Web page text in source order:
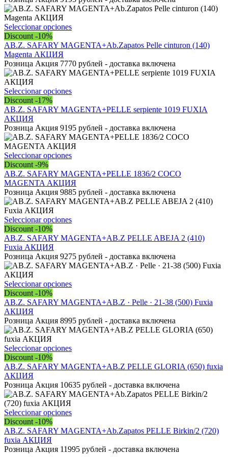
en
página
producto
variantes.
opciones
pueden
en
la
de
Seleccionar opcionesEste
tiene
variantes.
Las
se
elegir
la
página
de
producto
Discount -10%
AB.Z. SAFARY MAGENTA+Ab.Zapatos Pelle cinturon (140)
Magenta АКЦИЯ
Розница Акция 7770 рублей - доставка включена
Seleccionar opcionesEste
tiene
variantes.
Las
opciones
se
elegir
en
la
página
producto
Discount -17%
AB.Z. SAFARY MAGENTA+PELLE serpiente 1019 FUXIA
АКЦИЯ
Розница Акция 9195 рублей - доставка включена
Seleccionar opcionesEste
tiene
múltiples
variantes.
Las
se
elegir
la
página
producto
Discount -9%
AB.Z. SAFARY MAGENTA+PELLE 1836/2 COCO
MAGENTA АКЦИЯ
Розница Акция 9885 рублей - доставка включена
Seleccionar opcionesEste
tiene
variantes.
Las
se
elegir
la
página
producto
Discount -10%
AB.Z. SAFARY MAGENTA+AB.Z PELLE ABEJA 2 (410)
Fuxia АКЦИЯ
Розница Акция 9275 рублей - доставка включена
Seleccionar opcionesEste
tiene
variantes.
Las
se
elegir
la
página
producto
Discount -10%
AB.Z. SAFARY MAGENTA+AB.Z · Pelle · 21-38 (500) Fuxia
АКЦИЯ
Розница Акция 8995 рублей - доставка включена
Seleccionar opcionesEste
tiene
variantes.
Las
se
elegir
la
Discount -10%
AB.Z. SAFARY MAGENTA+AB.Z PELLE GLORIA (650) fuxia
АКЦИЯ
Розница Акция 10635 рублей - доставка включена
Seleccionar opcionesEste
tiene
variantes.
Discount -10%
AB.Z. SAFARY MAGENTA+Ab.Zapatos PELLE Birkin/2 (720)
fuxia АКЦИЯ
Розница Акция 11995 рублей - доставка включена